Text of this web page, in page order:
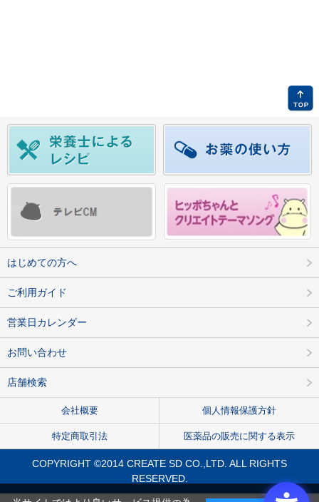
はじめての方へ
ご利用ガイド
営業日カレンダー
お問い合わせ
店舗検索
会社概要 個人情報保護方針
特定商取引法 医薬品の販売に関する表示
COPYRIGHT ©2014 CREATE SD CO.,LTD. ALL RIGHTS
RESERVED.